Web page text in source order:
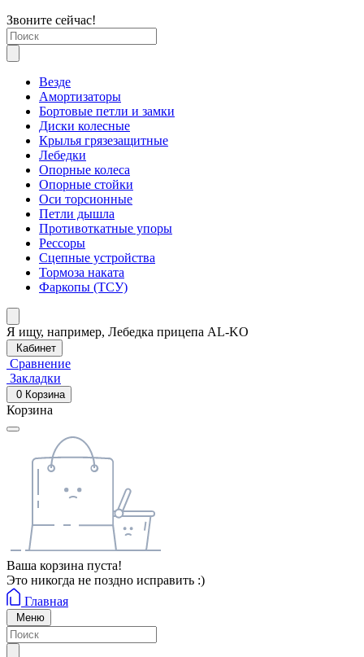
Звоните сейчас!
Везде
Амортизаторы
Бортовые петли и замки
Диски колесные
Крылья грязезащитные
Лебедки
Опорные колеса
Опорные стойки
Оси торсионные
Петли дышла
Противоткатные упоры
Рессоры
Сцепные устройства
Тормоза наката
Фаркопы (ТСУ)
Я ищу, например, Лебедка прицепа AL-KO
Кабинет
Сравнение
Закладки
0 Корзина
Корзина
Ваша корзина пуста!
Это никогда не поздно исправить :)
Главная
Меню